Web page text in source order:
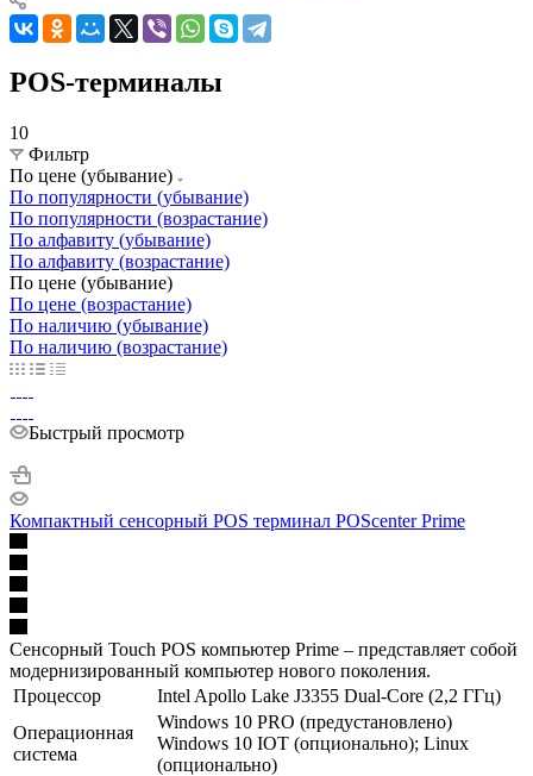
POS-терминалы
10
Фильтр
По цене (убывание)
По популярности (убывание)
По популярности (возрастание)
По алфавиту (убывание)
По алфавиту (возрастание)
По цене (убывание)
По цене (возрастание)
По наличию (убывание)
По наличию (возрастание)
Быстрый просмотр
Компактный сенсорный POS терминал POScenter Prime
Сенсорный Touch POS компьютер Prime – представляет собой
модернизированный компьютер нового поколения.
Процессор
Intel Apollo Lake J3355 Dual-Core (2,2 ГГц)
Операционная
система
Windows 10 PRO (предустановлено)
Windows 10 IOT (опционально); Linux
(опционально)